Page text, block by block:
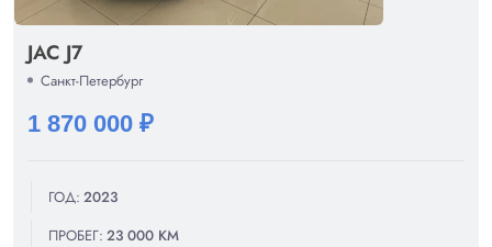
JAC J7
Санкт-Петербург
1 870 000 ₽
ГОД: 2023
ПРОБЕГ: 23 000 КМ